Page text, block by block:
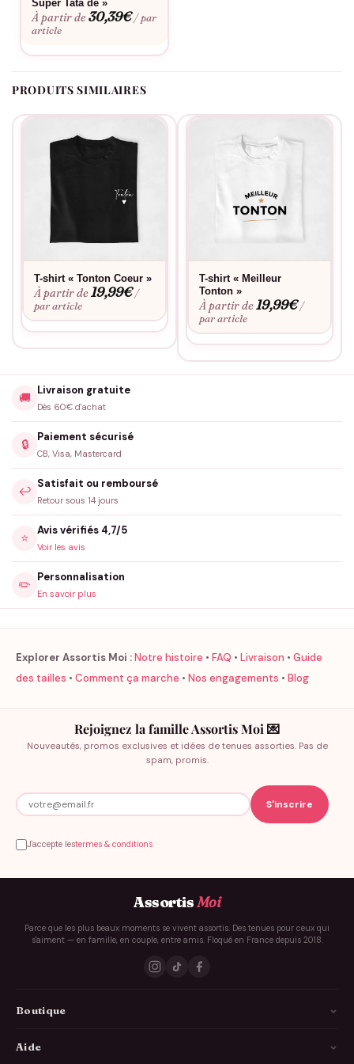
Loup conserve son aspect neuf même après de nombreux
lavages.
Super Tata de »
À partir de30,39€ / par
article
PRODUITS SIMILAIRES
T-shirt « Tonton Coeur »
À partir de19,99€ /
par article
T-shirt « Meilleur
Tonton »
À partir de19,99€ /
par article
🚚
Livraison gratuite
Dès 60€ d'achat
🔒
Paiement sécurisé
CB, Visa, Mastercard
↩️
Satisfait ou remboursé
Retour sous 14 jours
⭐
Avis vérifiés 4,7/5
Voir les avis
✏️
Personnalisation
En savoir plus
Explorer Assortis Moi :Notre histoire • FAQ • Livraison • Guide
des tailles • Comment ça marche • Nos engagements • Blog
Rejoignez la famille Assortis Moi 💌
Nouveautés, promos exclusives et idées de tenues assorties. Pas de
spam, promis.
J'accepte lestermes & conditions
AssortisMoi
Parce que les plus beaux moments se vivent assortis. Des tenues pour ceux qui
s'aiment — en famille, en couple, entre amis. Floqué en France depuis 2018.
Boutique
Aide